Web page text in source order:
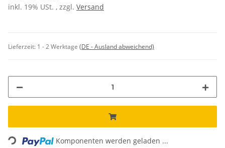
inkl. 19% USt. , zzgl. Versand
Lieferzeit: 1 - 2 Werktage (DE - Ausland abweichend)
Loading... Komponenten werden geladen ...